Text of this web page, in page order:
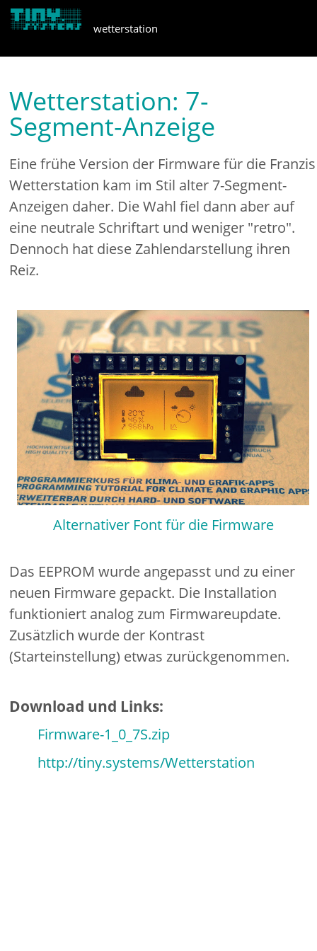
wetterstation
Wetterstation: 7-
Segment-Anzeige
Eine frühe Version der Firmware für die Franzis
Wetterstation kam im Stil alter 7-Segment-
Anzeigen daher. Die Wahl fiel dann aber auf
eine neutrale Schriftart und weniger "retro".
Dennoch hat diese Zahlendarstellung ihren
Reiz.
Alternativer Font für die Firmware
Das EEPROM wurde angepasst und zu einer
neuen Firmware gepackt. Die Installation
funktioniert analog zum Firmwareupdate.
Zusätzlich wurde der Kontrast
(Starteinstellung) etwas zurückgenommen.
Download und Links:
Firmware-1_0_7S.zip
http://tiny.systems/Wetterstation